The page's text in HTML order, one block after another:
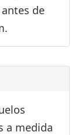
de
a medida